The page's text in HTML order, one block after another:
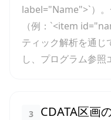
label="Name">`）
（例：`<item
ティック解析を通じ
し、プログラム参照
3 CDATA区画